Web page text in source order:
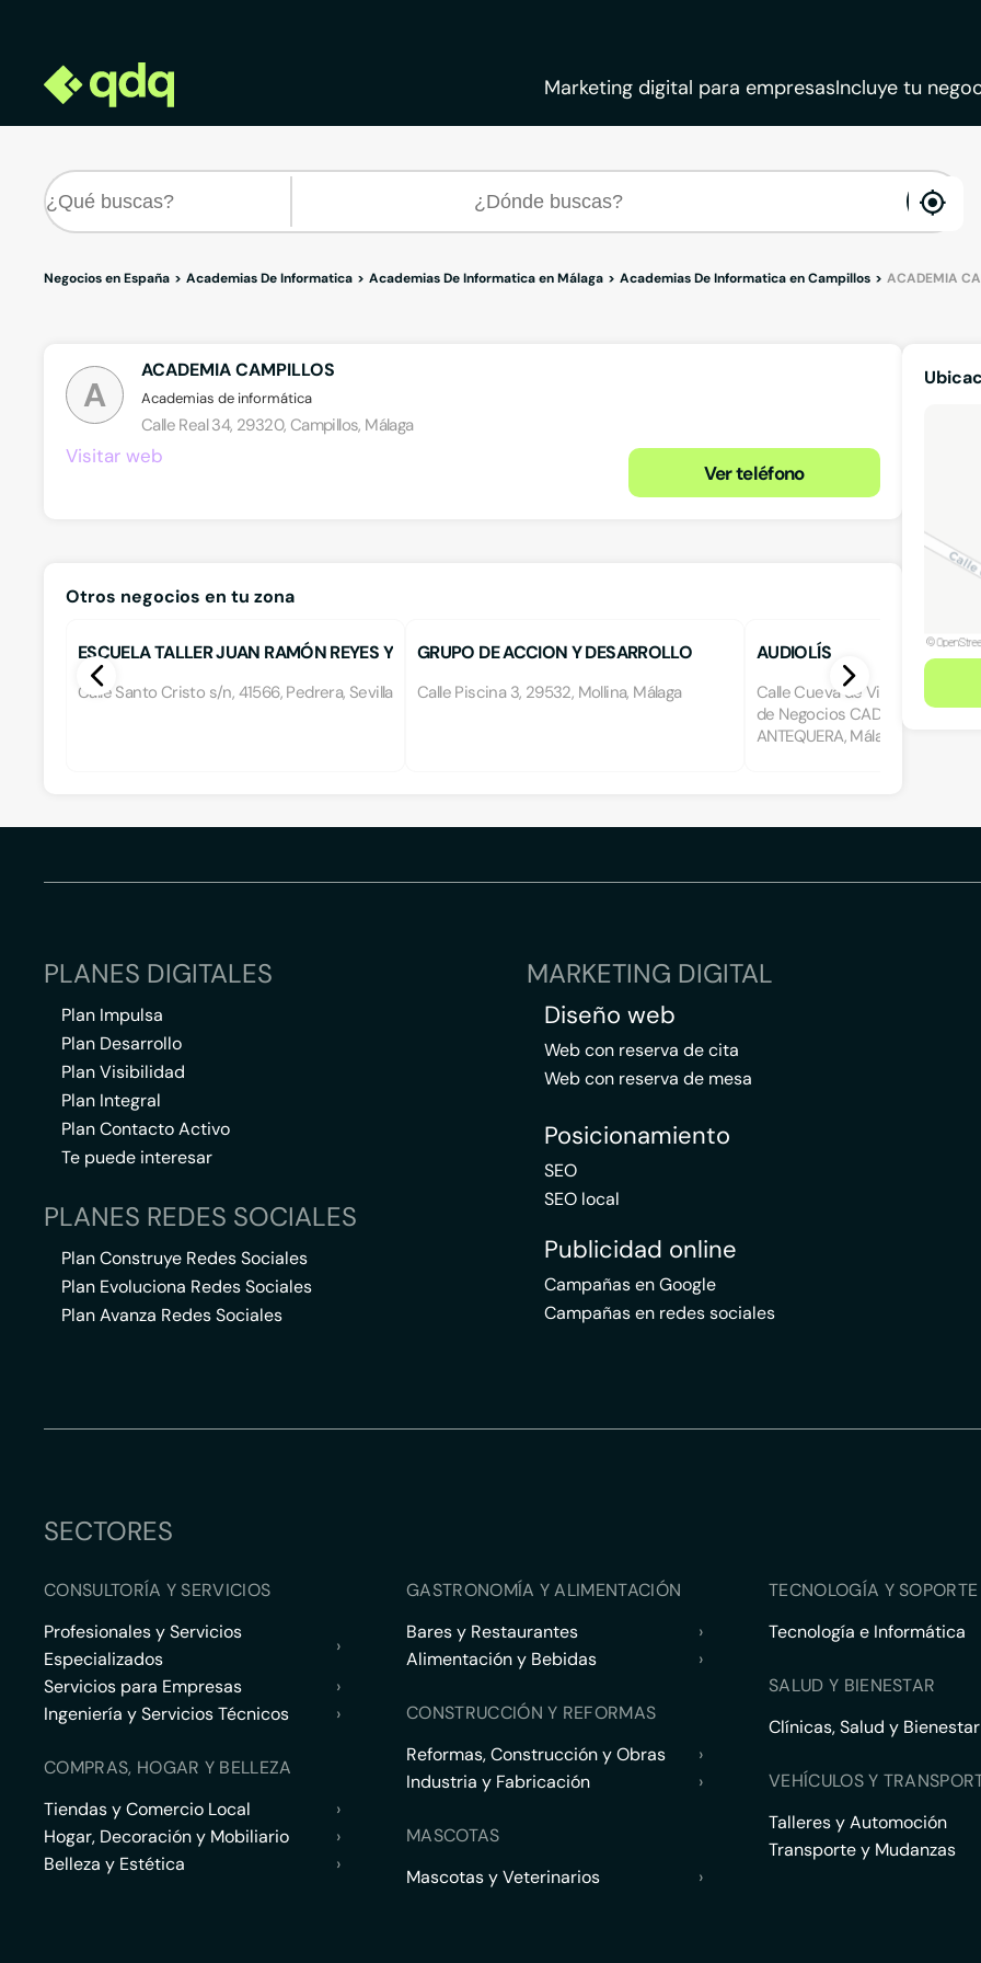
Marketing digital para empresasIncluye tu
Negocios en España Academias De Informatica Academias De Informatica en Málaga Academias De Informatica en Campillos ACADEMIA
A
ACADEMIA CAMPILLOS
Academias de informática
Calle Real 34, 29320, Campillos, Málaga
Visitar web
Ver teléfono
Otros negocios en tu zona
ESCUELA TALLER JUAN RAMÓN REYES Y
JAÉN
Calle Santo Cristo s/n, 41566, Pedrera, Sevilla
GRUPO DE ACCION Y DESARROLLO
Calle Piscina 3, 29532, Mollina, Málaga
AUDIOLÍS
Calle Cueva de Viera 2, A,
de Negocios CADI, 29200,
ANTEQUERA, Málaga
PLANES DIGITALES
Plan Impulsa
Plan Desarrollo
Plan Visibilidad
Plan Integral
Plan Contacto Activo
Te puede interesar
PLANES REDES SOCIALES
Plan Construye Redes Sociales
Plan Evoluciona Redes Sociales
Plan Avanza Redes Sociales
MARKETING DIGITAL
Diseño web
Web con reserva de cita
Web con reserva de mesa
Posicionamiento
SEO
SEO local
Publicidad online
Campañas en Google
Campañas en redes sociales
SECTORES
CONSULTORÍA Y SERVICIOS
Profesionales y Servicios
Especializados
›
Servicios para Empresas
›
Ingeniería y Servicios Técnicos
›
COMPRAS, HOGAR Y BELLEZA
Tiendas y Comercio Local
›
Hogar, Decoración y Mobiliario
›
Belleza y Estética
›
GASTRONOMÍA Y ALIMENTACIÓN
Bares y Restaurantes
›
Alimentación y Bebidas
›
CONSTRUCCIÓN Y REFORMAS
Reformas, Construcción y Obras
›
Industria y Fabricación
›
MASCOTAS
Mascotas y Veterinarios
›
TECNOLOGÍA Y
Tecnología e Informática
SALUD Y BIENESTAR
Clínicas, Salud y Bienestar
VEHÍCULOS Y
Talleres y Automoción
Transporte y Mudanzas